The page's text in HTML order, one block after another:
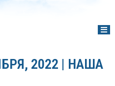
2022 | НАША